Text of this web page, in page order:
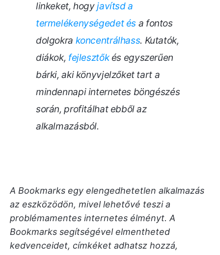
linkeket, hogyjavítsd a
termelékenységedet és a fontos
dolgokra koncentrálhass. Kutatók,
diákok, fejlesztőkés egyszerűen
bárki, aki könyvjelzőket tart a
mindennapi internetes böngészés
során, profitálhat ebből az
alkalmazásból.
A Bookmarks egy elengedhetetlen alkalmazás
az eszközödön, mivel lehetővé teszi a
problémamentes internetes élményt. A
Bookmarks segítségével elmentheted
kedvenceidet, címkéket adhatsz hozzá,